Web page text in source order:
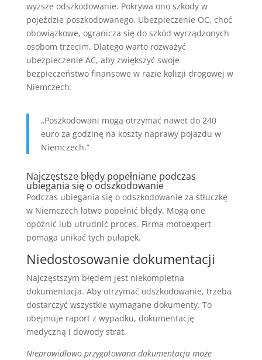
wyższe odszkodowanie. Pokrywa ono szkody w
pojeździe poszkodowanego. Ubezpieczenie OC, choć
obowiązkowe, ogranicza się do szkód wyrządzonych
osobom trzecim. Dlatego warto rozważyć
ubezpieczenie AC, aby zwiększyć swoje
bezpieczeństwo finansowe w razie kolizji drogowej w
Niemczech.
„Poszkodowani mogą otrzymać nawet do 240
euro za godzinę na koszty naprawy pojazdu w
Niemczech.”
Najczęstsze błędy popełniane podczas
ubiegania się o odszkodowanie
Podczas ubiegania się o odszkodowanie za stłuczkę
w Niemczech łatwo popełnić błędy. Mogą one
opóźnić lub utrudnić proces. Firma motoexpert
pomaga unikać tych pułapek.
Niedostosowanie dokumentacji
Najczęstszym błędem jest niekompletna
dokumentacja. Aby otrzymać odszkodowanie, trzeba
dostarczyć wszystkie wymagane dokumenty. To
obejmuje raport z wypadku, dokumentację
medyczną i dowody strat.
Nieprawidłowo przygotowana dokumentacja może